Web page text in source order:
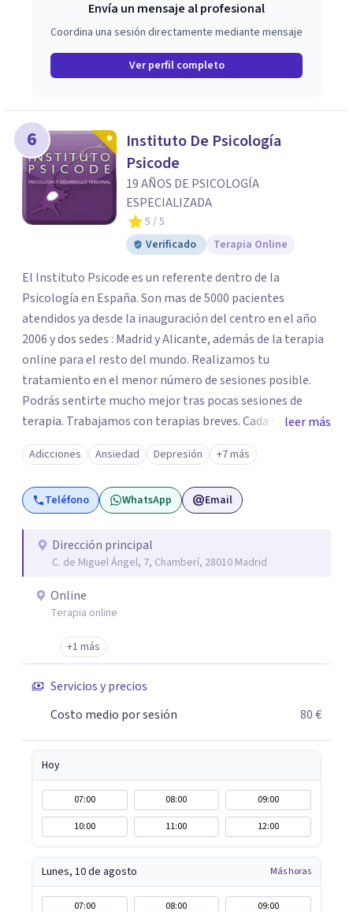
Envía un mensaje al profesional
Coordina una sesión directamente mediante mensaje
Ver perfil completo
6
Instituto De Psicología
Psicode
19 AÑOS DE PSICOLOGÍA
ESPECIALIZADA
5 / 5
Verificado
Terapia Online
El Instituto Psicode es un referente dentro de la
Psicología en España. Son mas de 5000 pacientes
atendidos ya desde la inauguración del centro en el año
2006 y dos sedes : Madrid y Alicante, además de la terapia
online para el resto del mundo. Realizamos tu
tratamiento en el menor número de sesiones posible.
Podrás sentirte mucho mejor tras pocas sesiones de
terapia. Trabajamos con terapias breves. Cada sesión de
terapia te resultará de utilidad y te ayudará a conseguir
tus objetivos. Entre nuestras especialidades destaca la
terapia de pareja y sexual, así como el tratamiento de
problemas emocionales, obsesiones, ansiedad , estrés,
además con un servicio de hipnosis regresiva para el
trabajo de "Terapia del Alma".
leer más
Adicciones Ansiedad Depresión +7 más
Teléfono WhatsApp Email
Dirección principal
C. de Miguel Ángel, 7, Chamberí, 28010 Madrid
Online
Terapia online
+1 más
Servicios y precios
Costo medio por sesión
80 €
Hoy
07:00 08:00
09:00
10:00
11:00 12:00
Lunes, 10 de agosto Más horas
07:00 08:00
09:00